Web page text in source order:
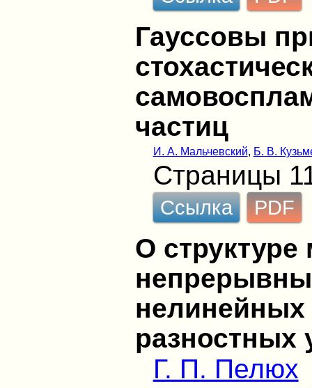
Гауссовы
частиц
И. А. Мальчевский, Б. В.
Страницы
Ссылка PDF
О структуре
разностных
Г. П. Пелюх